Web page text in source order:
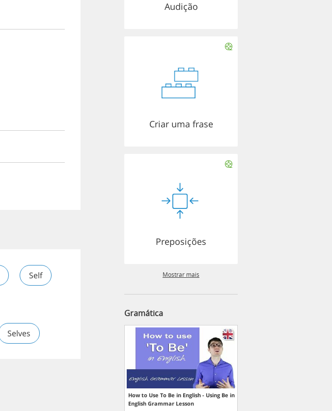
Self
Selves
Audição
Criar uma frase
Preposições
Mostrar mais
Gramática
How to Use To Be in English - Using Be in
English Grammar Lesson